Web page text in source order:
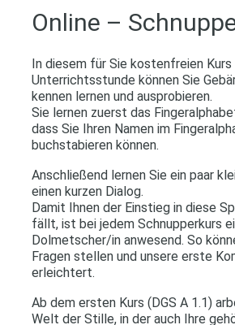
Online –
In diesem für Sie kostenfreien Kurs
Unterrichtsstunde können Sie
kennen lernen und ausprobieren.
Sie lernen zuerst das
dass Sie Ihren Namen im
buchstabieren können.
Anschließend lernen Sie ein paar
einen kurzen Dialog.
Damit Ihnen der Einstieg in diese
fällt, ist bei jedem Schnupperkurs
Dolmetscher/in anwesend. So
Fragen stellen und unsere erste
erleichtert.
Ab dem ersten Kurs (DGS A 1.1)
Welt der Stille, in der auch Ihre